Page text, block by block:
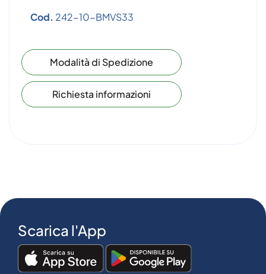
Cod. 242-10-BMVS33
Modalità di Spedizione
Richiesta informazioni
Scarica l'App